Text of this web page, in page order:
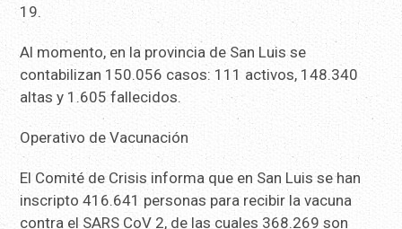
19.
Al momento, en la provincia de San Luis se
contabilizan 150.056 casos: 111 activos, 148.340
altas y 1.605 fallecidos.
Operativo de Vacunación
El Comité de Crisis informa que en San Luis se han
inscripto 416.641 personas para recibir la vacuna
contra el SARS CoV 2, de las cuales 368.269 son